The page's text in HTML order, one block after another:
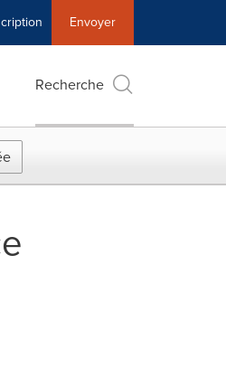
Envoyer
Recherche